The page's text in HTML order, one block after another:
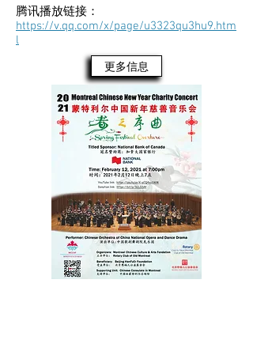
腾讯播放链接：
https://v.qq.com/x/page/u3323qu3hu9.htm
l
更多信息